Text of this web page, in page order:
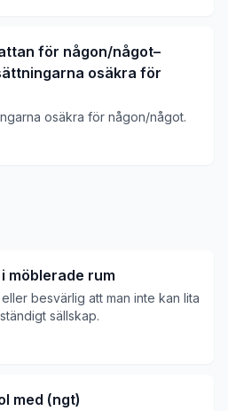
för någon/något–
osäkra för
osäkra för någon/något.
möblerade rum
besvärlig att man inte kan lita
sällskap.
med (ngt)